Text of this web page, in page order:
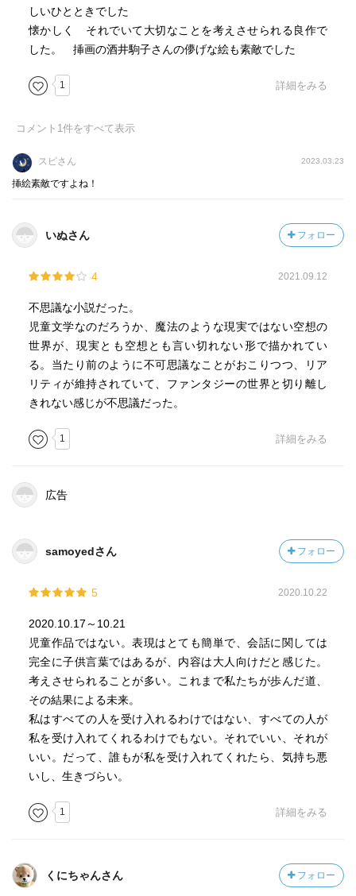
しいひとときでした
懐かしく それでいて大切なことを考えさせられる良作で
した。 挿画の酒井駒子さんの儚げな絵も素敵でした
1 詳細をみる
コメント 1件をすべて表示
スピさん 2023.03.23
挿絵素敵ですよね！
いぬさん フォロー
4 2021.09.12
不思議な小説だった。
児童文学なのだろうか、魔法のような現実ではない空想の
世界が、現実とも空想とも言い切れない形で描かれてい
る。当たり前のように不可思議なことがおこりつつ、リア
リティが維持されていて、ファンタジーの世界と切り離し
きれない感じが不思議だった。
1 詳細をみる
広告
samoyedさん フォロー
5 2020.10.22
2020.10.17～10.21
児童作品ではない。表現はとても簡単で、会話に関しては
完全に子供言葉ではあるが、内容は大人向けだと感じた。
考えさせられることが多い。これまで私たちが歩んだ道、
その結果による未来。
私はすべての人を受け入れるわけではない、すべての人が
私を受け入れてくれるわけでもない。それでいい、それが
いい。だって、誰もが私を受け入れてくれたら、気持ち悪
いし、生きづらい。
1 詳細をみる
くにちゃんさん フォロー